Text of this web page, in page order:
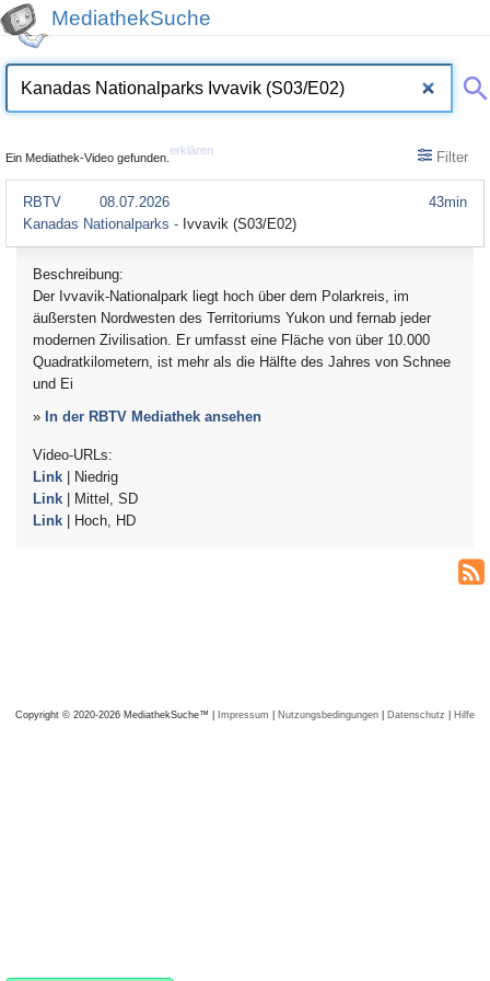
MediathekSuche
Ein Mediathek-Video gefunden.
erklären Filter
43min
RBTV
08.07.2026
Kanadas Nationalparks - Ivvavik (S03/E02)
Beschreibung:
Der Ivvavik-Nationalpark liegt hoch über dem Polarkreis, im
äußersten Nordwesten des Territoriums Yukon und fernab jeder
modernen Zivilisation. Er umfasst eine Fläche von über 10.000
Quadratkilometern, ist mehr als die Hälfte des Jahres von Schnee
und Ei
» In der RBTV Mediathek ansehen
Video-URLs:
Link | Niedrig
Link | Mittel, SD
Link | Hoch, HD
Copyright © 2020-2026 MediathekSuche™ | Impressum | Nutzungsbedingungen | Datenschutz | Hilfe